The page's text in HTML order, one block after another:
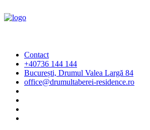
Contact
+40736 144 144
București, Drumul Valea Largă 84
office@drumultaberei-residence.ro